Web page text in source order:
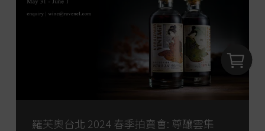
羅芙奧台北 2024 春季拍賣會: 尊釀雲集